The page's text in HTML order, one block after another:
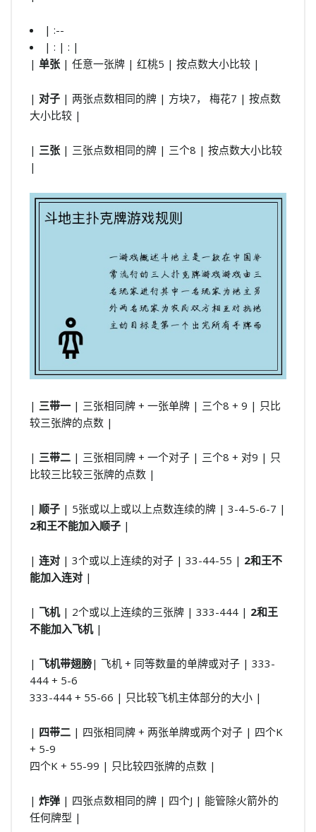
| :--
| : | : |
| 单张 | 任意一张牌 | 红桃5 | 按点数大小比较 |
| 对子 | 两张点数相同的牌 | 方块7， 梅花7 | 按点数
大小比较 |
| 三张 | 三张点数相同的牌 | 三个8 | 按点数大小比较
|
| 三带一 | 三张相同牌 + 一张单牌 | 三个8 + 9 | 只比
较三张牌的点数 |
| 三带二 | 三张相同牌 + 一个对子 | 三个8 + 对9 | 只
比较三比较三张牌的点数 |
| 顺子 | 5张或以上或以上点数连续的牌 | 3-4-5-6-7 |
2和王不能加入顺子 |
| 连对 | 3个或以上连续的对子 | 33-44-55 | 2和王不
能加入连对 |
| 飞机| 2个或以上连续的三张牌 | 333-444 | 2和王
不能加入飞机|
| 飞机带翅膀| 飞机 + 同等数量的单牌或对子 | 333-
444 + 5-6
333-444 + 55-66 | 只比较飞机主体部分的大小 |
| 四带二 | 四张相同牌 + 两张单牌或两个对子 | 四个K
+ 5-9
四个K + 55-99 | 只比较四张牌的点数 |
| 炸弹 | 四张点数相同的牌 | 四个J | 能管除火箭外的
任何牌型 |